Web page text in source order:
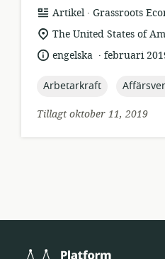
resursformat:
Artikel .
utgivare:
Grassroots
relevant
plats:
The United States of
språk:engelska . februari
topic:
Arbetarkraft topic:
Tillagt oktober 11, 2019